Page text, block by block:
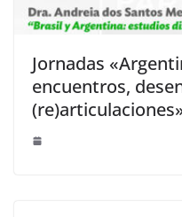
Jornadas
encuentros,